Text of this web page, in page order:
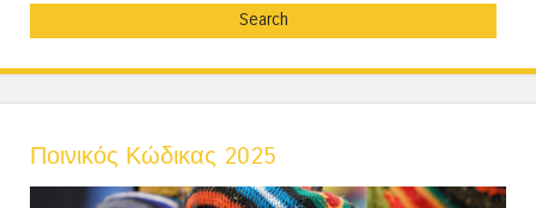
Ποινικός Κώδικας 2025